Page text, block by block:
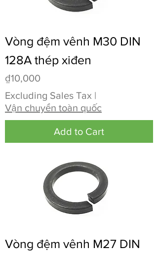
Vòng đệm vênh M30 DIN
128A thép xiđen
Price
₫10,000
Excluding Sales Tax |
Vận chuyển toàn quốc
Add to Cart
Vòng đệm vênh M27 DIN